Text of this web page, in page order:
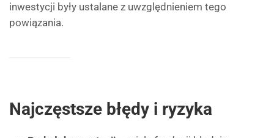
inwestycji były ustalane z uwzględnieniem tego
powiązania.
Najczęstsze błędy i ryzyka